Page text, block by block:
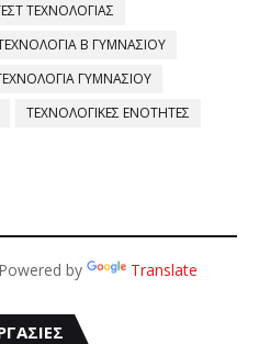
ΤΕΧΝΟΛΟΓΙΑΣ
Β ΓΥΜΝΑΣΙΟΥ
ΓΥΜΝΑΣΙΟΥ
ΤΕΧΝΟΛΟΓΙΚΕΣ ΕΝΟΤΗΤΕΣ
Powered by Translate